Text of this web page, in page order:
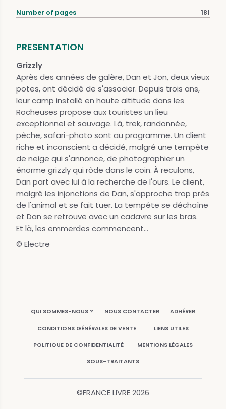
Number of pages 181
PRESENTATION
Grizzly
Après des années de galère, Dan et Jon, deux vieux
potes, ont décidé de s'associer. Depuis trois ans,
leur camp installé en haute altitude dans les
Rocheuses propose aux touristes un lieu
exceptionnel et sauvage. Là, trek, randonnée,
pêche, safari-photo sont au programme. Un client
riche et inconscient a décidé, malgré une tempête
de neige qui s'annonce, de photographier un
énorme grizzly qui rôde dans le coin. À reculons,
Dan part avec lui à la recherche de l'ours. Le client,
malgré les injonctions de Dan, s'approche trop près
de l'animal et se fait tuer. La tempête se déchaîne
et Dan se retrouve avec un cadavre sur les bras.
Et là, les emmerdes commencent...
© Electre
QUI SOMMES-NOUS ? NOUS CONTACTER ADHÉRER
CONDITIONS GÉNÉRALES DE VENTE LIENS UTILES
POLITIQUE DE CONFIDENTIALITÉ MENTIONS LÉGALES
SOUS-TRAITANTS
©FRANCE LIVRE2026